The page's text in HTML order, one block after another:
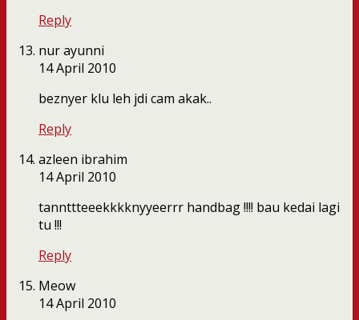
Reply
nur ayunni
14 April 2010
beznyer klu leh jdi cam akak..
Reply
azleen ibrahim
14 April 2010
tannttteeekkkknyyeerrr handbag !!!! bau kedai lagi
tu !!!
Reply
Meow
14 April 2010